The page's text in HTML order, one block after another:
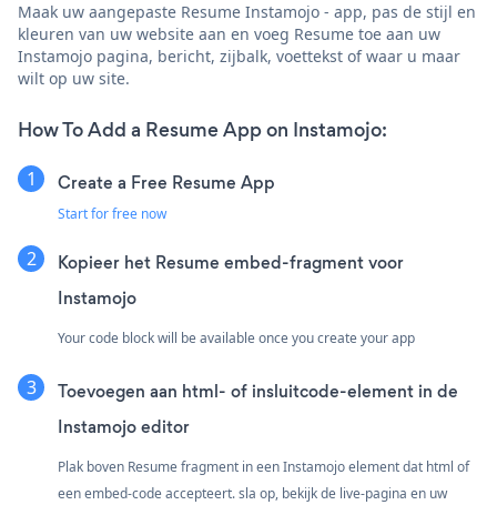
Maak uw aangepaste Resume Instamojo - app, pas de stijl en
kleuren van uw website aan en voeg Resume toe aan uw
Instamojo pagina, bericht, zijbalk, voettekst of waar u maar
wilt op uw site.
How To Add a Resume App on Instamojo:
Create a Free Resume App
Start for free now
Kopieer het Resume embed-fragment voor
Instamojo
Your code block will be available once you create your app
Toevoegen aan html- of insluitcode-element in de
Instamojo editor
Plak boven Resume fragment in een Instamojo element dat html of
een embed-code accepteert. sla op, bekijk de live-pagina en uw